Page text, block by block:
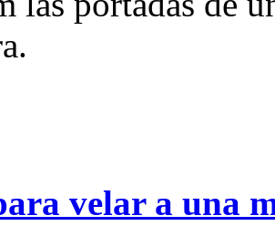
velar a una